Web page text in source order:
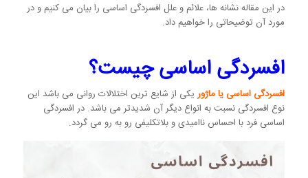
در این مقاله نشانه ها، علائم و علل افسردگی اساسی را بیان می کنیم و در
مورد آن توضیحاتی را خواهیم داد.
افسردگی اساسی چیست؟
افسردگی اساسی یا ماژوریکی از شایع ترین اختلالات روانی می باشد این
نوع افسردگی نسبت به انواع دیگر آن شدیدتر می باشد. در افسردگی
اساسی فرد با احساس ناامیدی و بلاتکلیفی رو به رو می گردد.